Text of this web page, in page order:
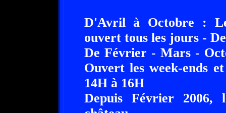
D'Avril à Octobre :
ouvert tous les jours -
De Février - Mars -
Ouvert les week-ends
14H à 16H
Depuis Février 2006,